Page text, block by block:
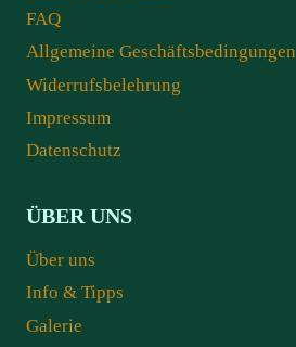
FAQ
Allgemeine Geschäftsbedingungen
Widerrufsbelehrung
Impressum
Datenschutz
ÜBER UNS
Über uns
Info & Tipps
Galerie